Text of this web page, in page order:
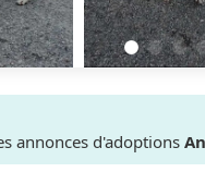
annonces d'adoptions